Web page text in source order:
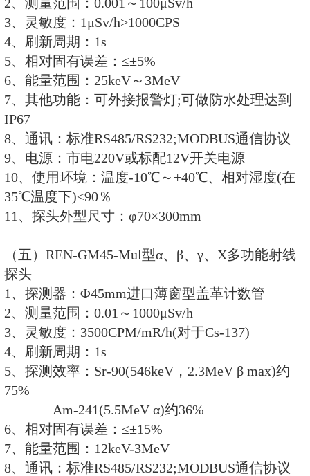
35℃温度下)≤90％
11、探头外型尺寸：φ70×300mm
（三）REN-SN型宽量程半导体射
1、探测器：半导体探测器。
2、测量范围：0.5μSv/h～1000
3、灵敏度：1μSv/h>5CPS
4、刷新周期：1s
6、能量响应：50 keV～1.5MeV
7、能量范围：30 keV～15.0 MeV
8、通讯：标准RS485/
9、其他功能：可外接报警灯;可做
10、电源：市电220V或标配12V开
11、使用环境：温度-20℃～+50℃